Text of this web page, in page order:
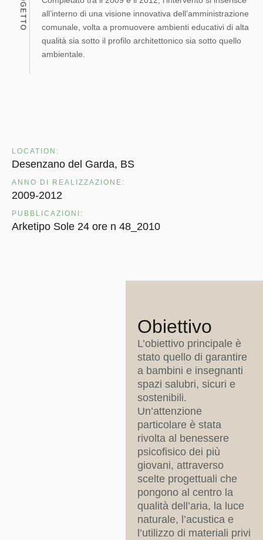
all’interno di una visione innovativa dell’amministrazione
comunale, volta a promuovere ambienti educativi di alta
qualità sia sotto il profilo architettonico sia sotto quello
ambientale.
LOCATION:
Desenzano del Garda, BS
ANNO DI REALIZZAZIONE:
2009-2012
PUBBLICAZIONI:
Arketipo Sole 24 ore n 48_2010
Obiettivo
L’obiettivo principale è
stato quello di garantire
a bambini e insegnanti
spazi salubri, sicuri e
sostenibili.
Un’attenzione
particolare è stata
rivolta al benessere
psicofisico dei più
giovani, attraverso
scelte progettuali che
pongono al centro la
qualità dell’aria, la luce
naturale, l’acustica e
l’utilizzo di materiali privi